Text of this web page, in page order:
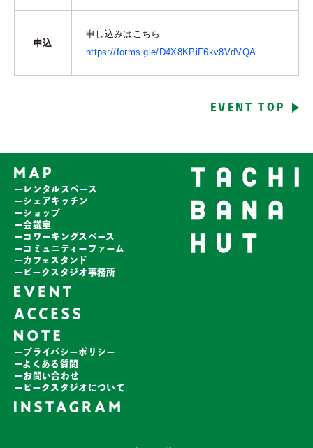
申込
申し込みはこちら
https://forms.gle/D4X8KPiF6kv8VdVQA
EVENT TOP
ーレンタルスペース
ーシェアキッチン
ーショップ
ー会議室
ーコワーキングスペース
ーコミュニティーファーム
ーカフェスタンド
ーピークスタジオ事務所
ープライバシーポリシー
ーよくある質問
ーお問い合わせ
ーピークスタジオについて